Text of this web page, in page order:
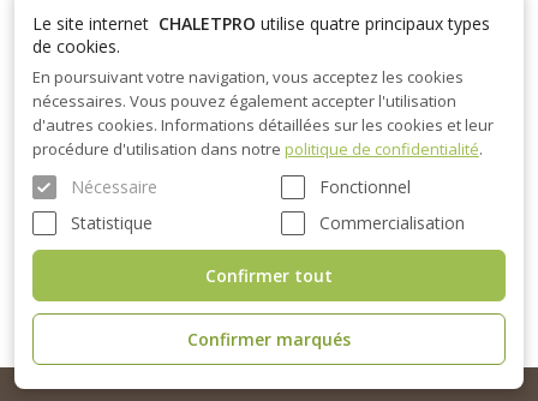
délais de livraison peuvent varier si vous soumettez des
modifications à votre projet individuel. Le prix du chalet en bois
habitable dépend de facteurs clés tels que la taille du chalet, sa
configuration, l'utilisation de matériaux supplémentaires et les
préférences personnelles.
Notre société fournit une garantie de 10 ans sur les structures
couvertes, 5 ans sur les structures ouvertes (hors matériaux de
couverture), 2 ans sur les menuiseries.
Le site internet CHALETPRO utilise quatre principaux types
de cookies.
En poursuivant votre navigation, vous acceptez les cookies
nécessaires. Vous pouvez également accepter l'utilisation
d'autres cookies. Informations détaillées sur les cookies et leur
procédure d'utilisation dans notre politique de confidentialité.
Nécessaire
Fonctionnel
Statistique
Commercialisation
Confirmer marqués
Confirmer tout